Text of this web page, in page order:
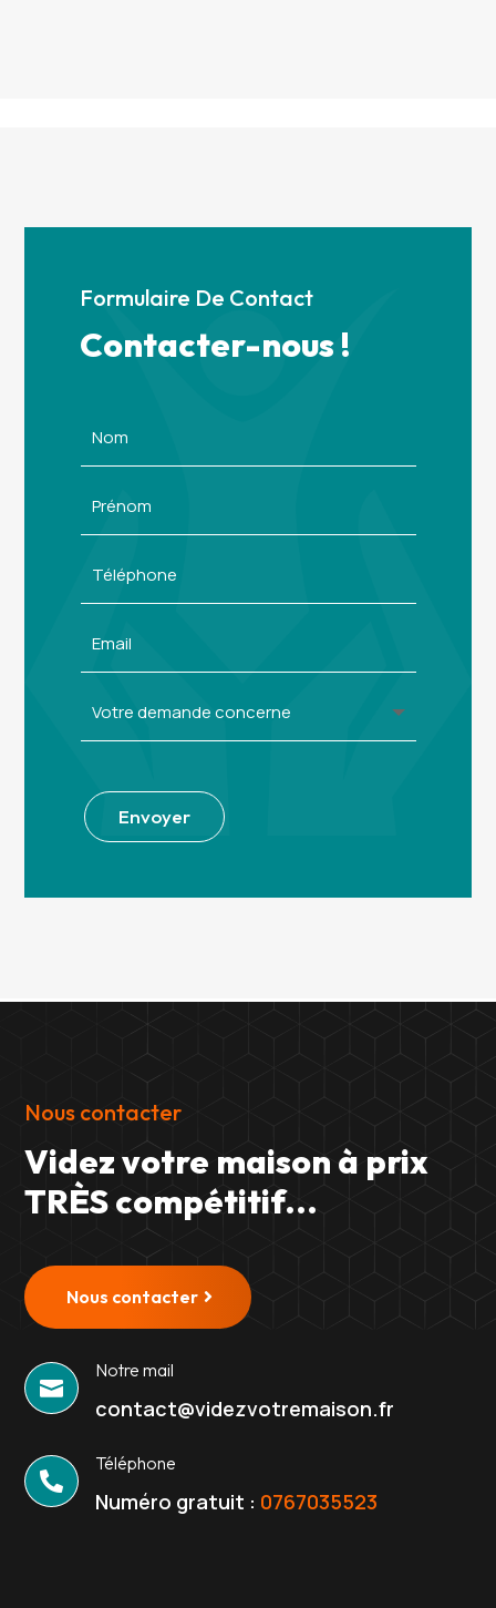
Formulaire De Contact
Contacter-nous !
Envoyer
Nous contacter
Videz votre maison à prix
TRÈS compétitif...
Nous contacter

Notre mail
contact@videzvotremaison.fr

Téléphone
Numéro gratuit : 0767035523